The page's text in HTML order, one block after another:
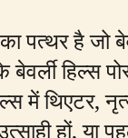
पत्थर है जो
बेवर्ली हिल्स
में थिएटर,
हों, या